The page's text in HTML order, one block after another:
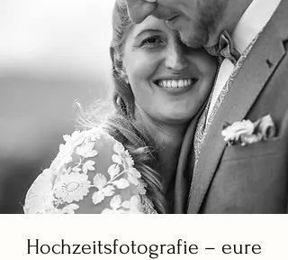
Hochzeitsfotografie – eure